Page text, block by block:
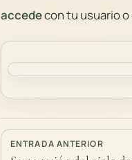
accedecon tu usuario o
ENTRADA ANTERIOR